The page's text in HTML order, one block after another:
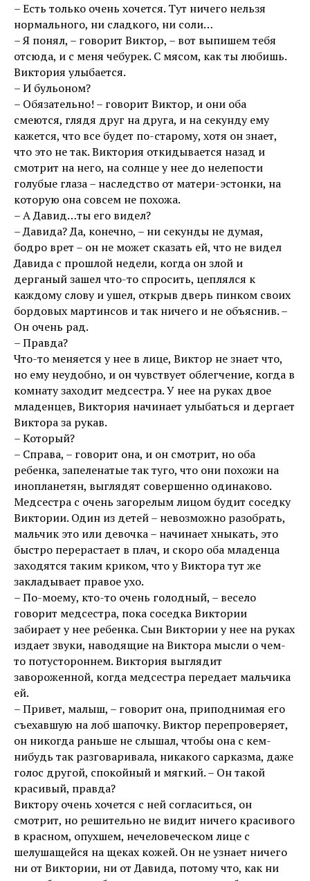
– Есть только очень хочется. Тут ничего нельзя
нормального, ни сладкого, ни соли…
– Я понял, – говорит Виктор, – вот выпишем тебя
отсюда, и с меня чебурек. С мясом, как ты любишь.
Виктория улыбается.
– И бульоном?
– Обязательно! – говорит Виктор, и они оба
смеются, глядя друг на друга, и на секунду ему
кажется, что все будет по-старому, хотя он знает,
что это не так. Виктория откидывается назад и
смотрит на него, на солнце у нее до нелепости
голубые глаза – наследство от матери-эстонки, на
которую она совсем не похожа.
– А Давид…ты его видел?
– Давида? Да, конечно, – ни секунды не думая,
бодро врет – он не может сказать ей, что не видел
Давида с прошлой недели, когда он злой и
дерганый зашел что-то спросить, цеплялся к
каждому слову и ушел, открыв дверь пинком своих
бордовых мартинсов и так ничего и не объяснив. –
Он очень рад.
– Правда?
Что-то меняется у нее в лице, Виктор не знает что,
но ему неудобно, и он чувствует облегчение, когда в
комнату заходит медсестра. У нее на руках двое
младенцев, Виктория начинает улыбаться и дергает
Виктора за рукав.
– Который?
– Справа, – говорит она, и он смотрит, но оба
ребенка, запеленатые так туго, что они похожи на
инопланетян, выглядят совершенно одинаково.
Медсестра с очень загорелым лицом будит соседку
Виктории. Один из детей – невозможно разобрать,
мальчик это или девочка – начинает хныкать, это
быстро перерастает в плач, и скоро оба младенца
заходятся таким криком, что у Виктора тут же
закладывает правое ухо.
– По-моему, кто-то очень голодный, – весело
говорит медсестра, пока соседка Виктории
забирает у нее ребенка. Сын Виктории у нее на руках
издает звуки, наводящие на Виктора мысли о чем-
то потустороннем. Виктория выглядит
завороженной, когда медсестра передает мальчика
ей.
– Привет, малыш, – говорит она, приподнимая его
съехавшую на лоб шапочку. Виктор перепроверяет,
он никогда раньше не слышал, чтобы она с кем-
нибудь так разговаривала, никакого сарказма, даже
голос другой, спокойный и мягкий. – Он такой
красивый, правда?
Виктору очень хочется с ней согласиться, он
смотрит, но решительно не видит ничего красивого
в красном, опухшем, нечеловеческом лице с
шелушащейся на щеках кожей. Он не узнает ничего
ни от Виктории, ни от Давида, потому что, как ни